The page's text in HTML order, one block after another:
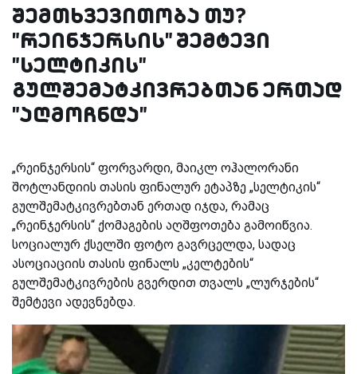
შემთხვევითობა თუ?
"რეინჯერსის" შემტევი
"სელტიკის"
გულშემატკივრებთან ერთად
"აღმოჩნდა"
„რეინჯერსის“ ფორვარდი, მაიკლ ოჰალორანი
შოტლანდიის თასის ფინალურ ეტაპზე „სელტიკის“
გულშემატკივრებთან ერთად იჯდა, რამაც
„რეინჯერსის“ ქომაგების აღშფოთება გამოიწვია.
სოციალურ ქსელში ფოტო გავრცელდა, სადაც
ასოციაციის თასის ფინალს „კელტების“
გულშემატკივრების გვერდით თვალს „ლურჯების“
შემტევი ადევნებდა.